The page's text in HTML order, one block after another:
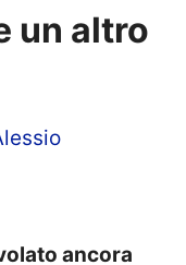
un altro
ancora